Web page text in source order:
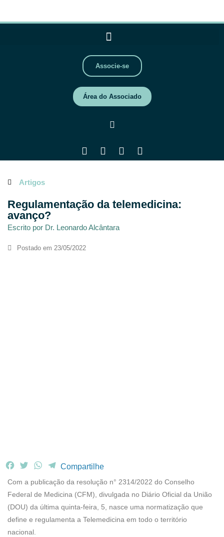
Associe-se
Área do Associado
Artigos
Regulamentação da telemedicina:
avanço?
Escrito por Dr. Leonardo Alcântara
Postado em 23/05/2022
F
c
e
b
o
o
T
i
t
t
e
r
W
a
t
s
A
T
l
e
g
r
Compartilhe
Com a publicação da resolução n° 2314/2022 do Conselho
Federal de Medicina (CFM), divulgada no Diário Oficial da União
(DOU) da última quinta-feira, 5, nasce uma normatização que
define e regulamenta a Telemedicina em todo o território
nacional.